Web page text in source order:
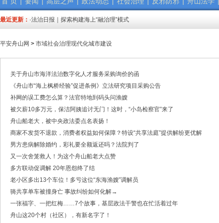
最近更新：
·梁雪冬带队开展春节前安全督导检查工作
·法治日报｜探索构建海上“融治理”模式
·2025年度市委政法委员会第一次全体（扩大）会议召开
·中共舟山市委政法委员会招聘公告
·中共舟山市委政法委员会招聘公告
·市委政法工作会议召开 梁雪冬讲话
·中共浙江省委常委、政法委书记王成国致全省政法干警的新春贺词
·市委政法委机关召开年度考核会
·梁雪冬带队开展春节前安全督导检查工作
·法治日报｜探索构建海上“融治理”模式
·中共舟山市委政法委员会招聘公告
·抽奖赢福袋｜2024我与平安舟山的温暖点滴
平安舟山网 > 市域社会治理现代化城市建设
关于舟山市海洋法治数字化人才服务采购询价的函
《舟山市“海上枫桥经验”促进条例》立法研究项目采购公告
补网的误工费怎么算？法官特地到码头问渔嫂
被欠薪10多万元，保洁阿姨追讨无门！这时，“小岛检察官”来了
舟山船老大，被中央政法委点名表扬！
商家不发货不退款，消费者权益如何保障？特设“共享法庭”提供解纷更优解
男方患病解除婚约，彩礼要全额返还吗？法院判了
又一次舍笼救人！为这个舟山船老大点赞
多方联动促调解 20年恩怨终了结
老小区多出13个车位！多亏这位“东海渔嫂”调解员
骑共享单车被撞身亡 事故纠纷如何化解→
一张福字、一把红梅……7个故事，基层政法干警也在忙活着过年
舟山这20个村（社区），有新名字了！